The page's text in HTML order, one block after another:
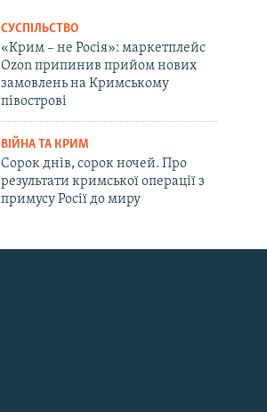
СУСПІЛЬСТВО
«Крим – не Росія»: маркетплейс
Ozon припинив прийом нових
замовлень на Кримському
півострові
ВІЙНА ТА КРИМ
Сорок днів, сорок ночей. Про
результати кримської операції з
примусу Росії до миру